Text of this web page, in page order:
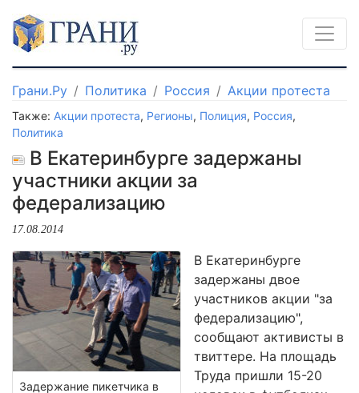
Грани.Ру Политика Россия Акции протеста
Также: Акции протеста, Регионы, Полиция, Россия,
Политика
В Екатеринбурге задержаны
участники акции за
федерализацию
17.08.2014
Задержание пикетчика в
В Екатеринбурге
задержаны двое
участников акции "за
федерализацию",
сообщают активисты в
твиттере. На площадь
Труда пришли 15-20